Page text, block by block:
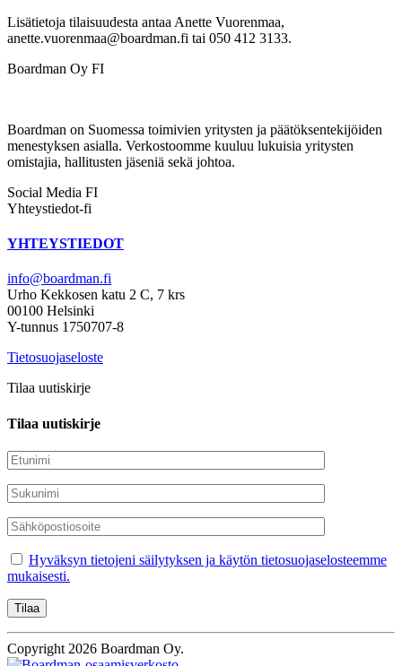
Lisätietoja tilaisuudesta antaa Anette Vuorenmaa,
anette.vuorenmaa@boardman.fi tai 050 412 3133.
Boardman Oy FI
Boardman on Suomessa toimivien yritysten ja päätöksentekijöiden
menestyksen asialla. Verkostoomme kuuluu lukuisia yritysten
omistajia, hallitusten jäseniä sekä johtoa.
Social Media FI
Yhteystiedot-fi
YHTEYSTIEDOT
info@boardman.fi
Urho Kekkosen katu 2 C, 7 krs
00100 Helsinki
Y-tunnus 1750707-8
Tietosuojaseloste
Tilaa uutiskirje
Tilaa uutiskirje
Hyväksyn tietojeni säilytyksen ja käytön tietosuojaselosteemme
mukaisesti.
Copyright 2026 Boardman Oy.